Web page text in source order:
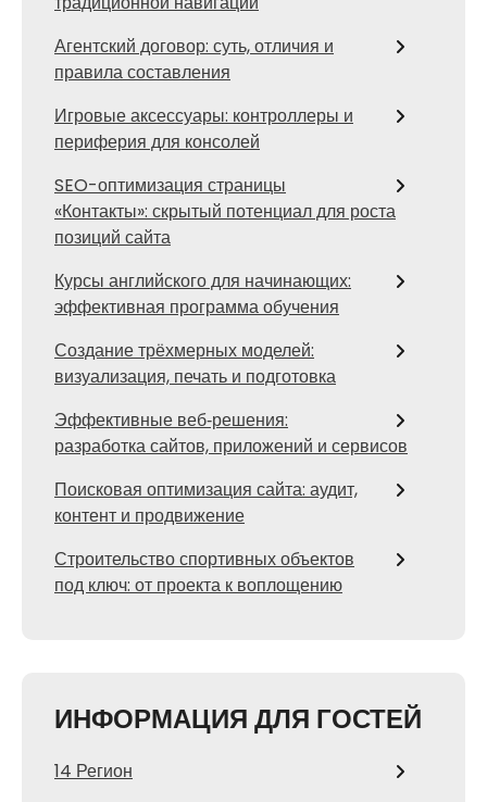
Агентский договор: суть, отличия и
правила составления
Игровые аксессуары: контроллеры и
периферия для консолей
SEO-оптимизация страницы
«Контакты»: скрытый потенциал для роста
позиций сайта
Курсы английского для начинающих:
эффективная программа обучения
Создание трёхмерных моделей:
визуализация, печать и подготовка
Эффективные веб‑решения:
разработка сайтов, приложений и сервисов
Поисковая оптимизация сайта: аудит,
контент и продвижение
Строительство спортивных объектов
под ключ: от проекта к воплощению
ИНФОРМАЦИЯ ДЛЯ ГОСТЕЙ
14 Регион